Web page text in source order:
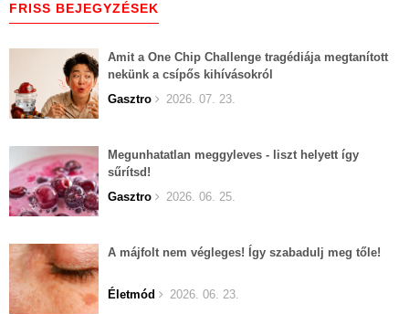
FRISS BEJEGYZÉSEK
Amit a One Chip Challenge tragédiája megtanított
nekünk a csípős kihívásokról
Gasztro
2026. 07. 23.
Megunhatatlan meggyleves - liszt helyett így
sűrítsd!
Gasztro
2026. 06. 25.
A májfolt nem végleges! Így szabadulj meg tőle!
Életmód 2026. 06. 23.